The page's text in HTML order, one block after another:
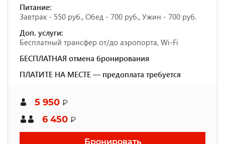
Питание:
Завтрак - 550 руб., Обед - 700 руб., Ужин - 700 руб.
Доп. услуги:
Бесплатный трансфер от/до аэропорта, Wi-Fi
БЕСПЛАТНАЯ отмена бронирования
ПЛАТИТЕ НА МЕСТЕ — предоплата требуется
5 950 ₽
6 450 ₽
Бронировать